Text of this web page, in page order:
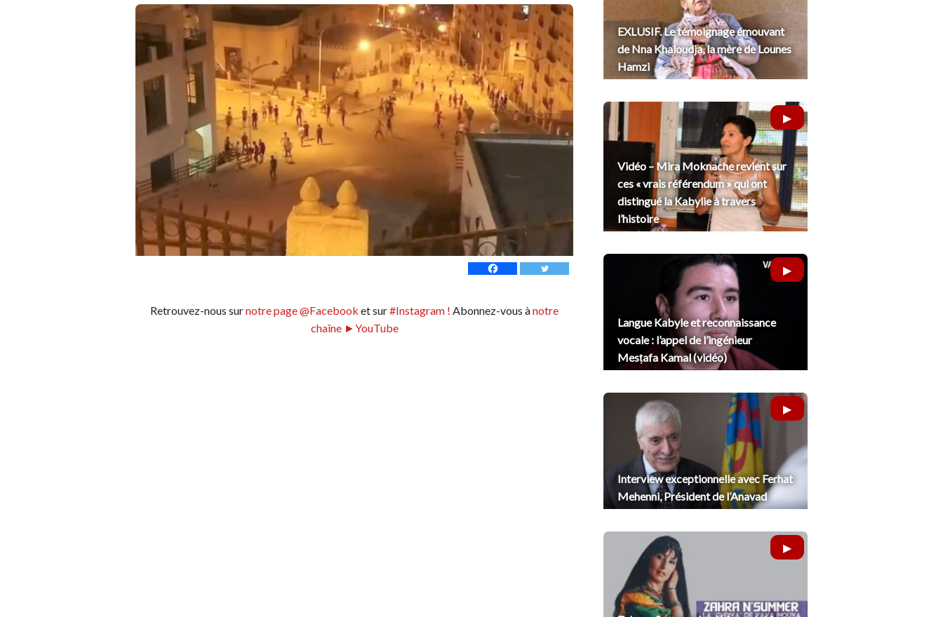
Retrouvez-nous surnotre page @Facebook et sur#Instagram ! Abonnez-vous ànotre
chaîne ►YouTube
EXLUSIF. Le témoignage émouvant
de Nna Khaloudja, la mère de Lounes
Hamzi
Vidéo – Mira Moknache revient sur
ces « vrais référendum » qui ont
distingué la Kabylie à travers
l’histoire
Langue Kabyle et reconnaissance
vocale : l’appel de l’ingénieur
Mesṭafa Kamal (vidéo)
Interview exceptionnelle avec Ferhat
Mehenni, Président de l’Anavad